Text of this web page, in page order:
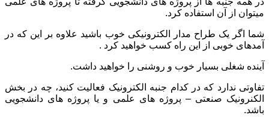
میتوان از آن استفاده کرد.
شما اگر یک طراح مدار الکترونیکی خوب باشید علاوه بر این که در
آمدهای خوبی از این راه کسب خواهید کرد .
آینده شغلی بسیار خوب و روشنی را خواهید داشت.
تفاوتی ندارد که در کدام جنبه الکترونیک فعالیت کنید، چه در بخش
الکنرونیک صنعتی – پروژه های علمی و یا پروژه های دانشجویی
باشد.